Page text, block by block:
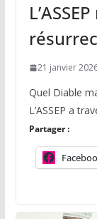
21 janvier
Quel Diable
L’ASSEP a
Partager :